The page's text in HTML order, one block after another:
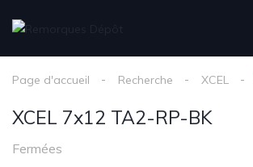
Page d'accueil Recherche XCEL
XCEL 7x12 TA2-RP-BK
Fermées